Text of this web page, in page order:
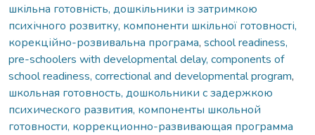
шкільна готовність, дошкільники із затримкою
психічного розвитку, компоненти шкільної готовності,
корекційно-розвивальна програма, school readiness,
pre-schoolers with developmental delay, components of
school readiness, correctional and developmental program,
школьная готовность, дошкольники с задержкою
психического развития, компоненты школьной
готовности, коррекционно-развивающая программа